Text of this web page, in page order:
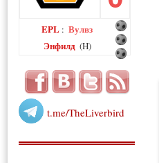
EPL : Вулвз
Энфилд (H)
t.me/TheLiverbird